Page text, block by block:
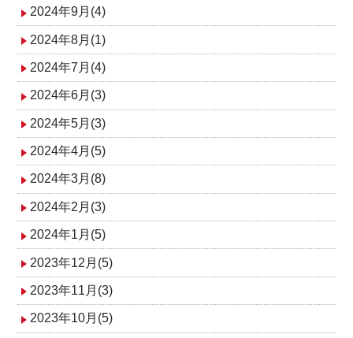
2024年9月(4)
2024年8月(1)
2024年7月(4)
2024年6月(3)
2024年5月(3)
2024年4月(5)
2024年3月(8)
2024年2月(3)
2024年1月(5)
2023年12月(5)
2023年11月(3)
2023年10月(5)